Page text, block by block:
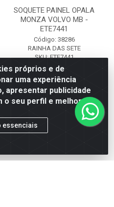
SOQUETE PAINEL OPALA
MONZA VOLVO MB -
ETE7441
Código: 38286
RAINHA DAS SETE
SKU: ETE7441
Faça seu login ou
cadastre-se para
ver preços e
próprios e de
uma experiência
apresentar publicidade
o seu perfil e melhorar a
essenciais